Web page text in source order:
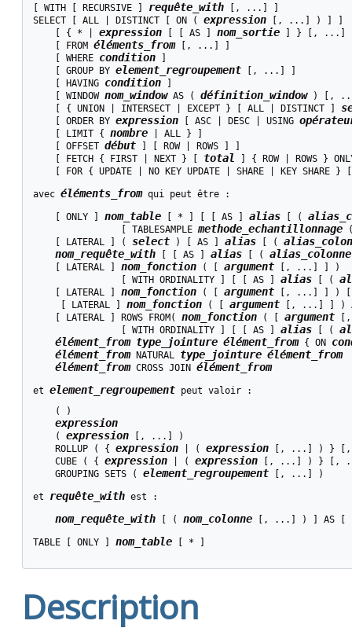
[ WITH [ RECURSIVE ] requête_with [, ...] ]
SELECT [ ALL | DISTINCT [ ON ( expression [, ...] ) ] ]
    [ { * |
expression [ [ AS ] nom_sortie ] } [, ...]
    [ FROM
éléments_from [, ...] ]
    [ WHERE
condition ]
    [ GROUP BY
element_regroupement [, ...] ]
    [ HAVING
condition ]
    [ WINDOW
nom_window AS ( définition_window ) [,
    [ { UNION | INTERSECT | EXCEPT } [ ALL | DISTINCT ]
    [ ORDER BY
expression [ ASC | DESC | USING
    [ LIMIT {
nombre | ALL } ]
    [ OFFSET
début ] [ ROW | ROWS ] ]
    [ FETCH { FIRST | NEXT } [
total
] { ROW | ROWS }
[ FOR { UPDATE | NO KEY UPDATE | SHARE | KEY SHARE }
avec éléments_from qui peut être :
    [ ONLY ]
nom_table [ * ] [ [ AS ] alias [ (
                [ TABLESAMPLE
methode_echantillonnage
    [ LATERAL ] (
select ) [ AS ] alias [ (
nom_requête_with [ [ AS ] alias [ ( alias_colonne
    [ LATERAL ]
nom_fonction ( [ argument [, ...] ] )
                [ WITH ORDINALITY ] [ [ AS ]
alias [ (
    [ LATERAL ]
nom_fonction ( [ argument [, ...] ] ) [
     [ LATERAL ]
nom_fonction ( [ argument [, ...] ] )
    [ LATERAL ] ROWS FROM(
nom_fonction ( [ argument [,
                [ WITH ORDINALITY ] [ [ AS ]
alias [ (
élément_from type_jointure élément_from { ON
élément_from NATURAL type_jointure élément_from
élément_from CROSS JOIN élément_from
et element_regroupement peut valoir :
    ( )
expression
    (
expression [, ...] )
    ROLLUP ( {
expression | ( expression [, ...] ) } [,
    CUBE ( {
expression | ( expression [, ...] ) } [,
    GROUPING SETS (
element_regroupement [, ...] )
et requête_with est :
nom_requête_with [ ( nom_colonne [, ...] ) ] AS [ [
TABLE [ ONLY ] nom_table [ * ]
Description